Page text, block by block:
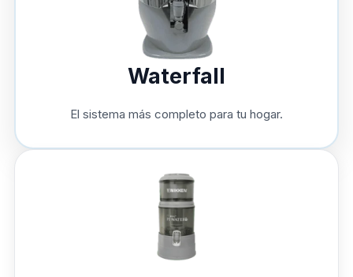
Waterfall
El sistema más completo para tu hogar.